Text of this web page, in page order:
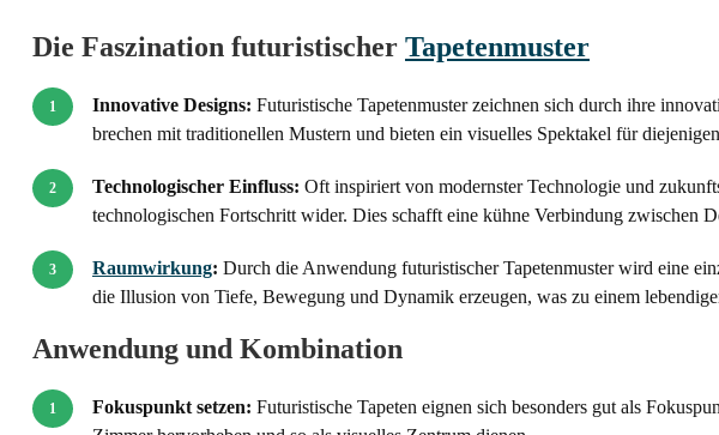
Die Faszination futuristischer Tapetenmuster
Innovative Designs: Futuristische Tapetenmuster zeichnen sich durch ihre
brechen mit traditionellen Mustern und bieten ein visuelles Spektakel für
Technologischer Einfluss: Oft inspiriert von modernster Technologie und
technologischen Fortschritt wider. Dies schafft eine kühne Verbindung zwischen
Raumwirkung: Durch die Anwendung futuristischer Tapetenmuster wird eine
die Illusion von Tiefe, Bewegung und Dynamik erzeugen, was zu einem
Anwendung und Kombination
Fokuspunkt setzen: Futuristische Tapeten eignen sich besonders gut als